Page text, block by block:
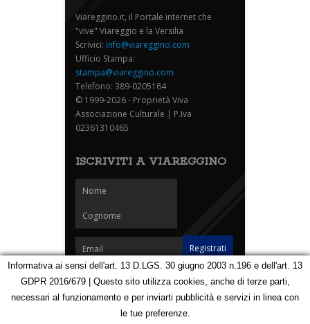
Viareggino.it, il Portale internet che
"vive" Viareggio e la Versilia
Scrivici: info@viareggino.com
Ufficio Stampa:
stampa@viareggino.com
Telefono: 389-0205164
© 1999-2026 - Proprietà Viva
Associazione Culturale | P.Iva
02361310465
ISCRIVITI A VIAREGGINO
Homepage Notizie Speciali Eventi Foto Carnevale
Partners
Contatti
Mappa
Informativa ai sensi dell'art. 13 D.LGS. 30 giugno 2003 n.196 e dell'art. 13
GDPR 2016/679 | Questo sito utilizza cookies, anche di terze parti,
necessari al funzionamento e per inviarti pubblicità e servizi in linea con
le tue preferenze.